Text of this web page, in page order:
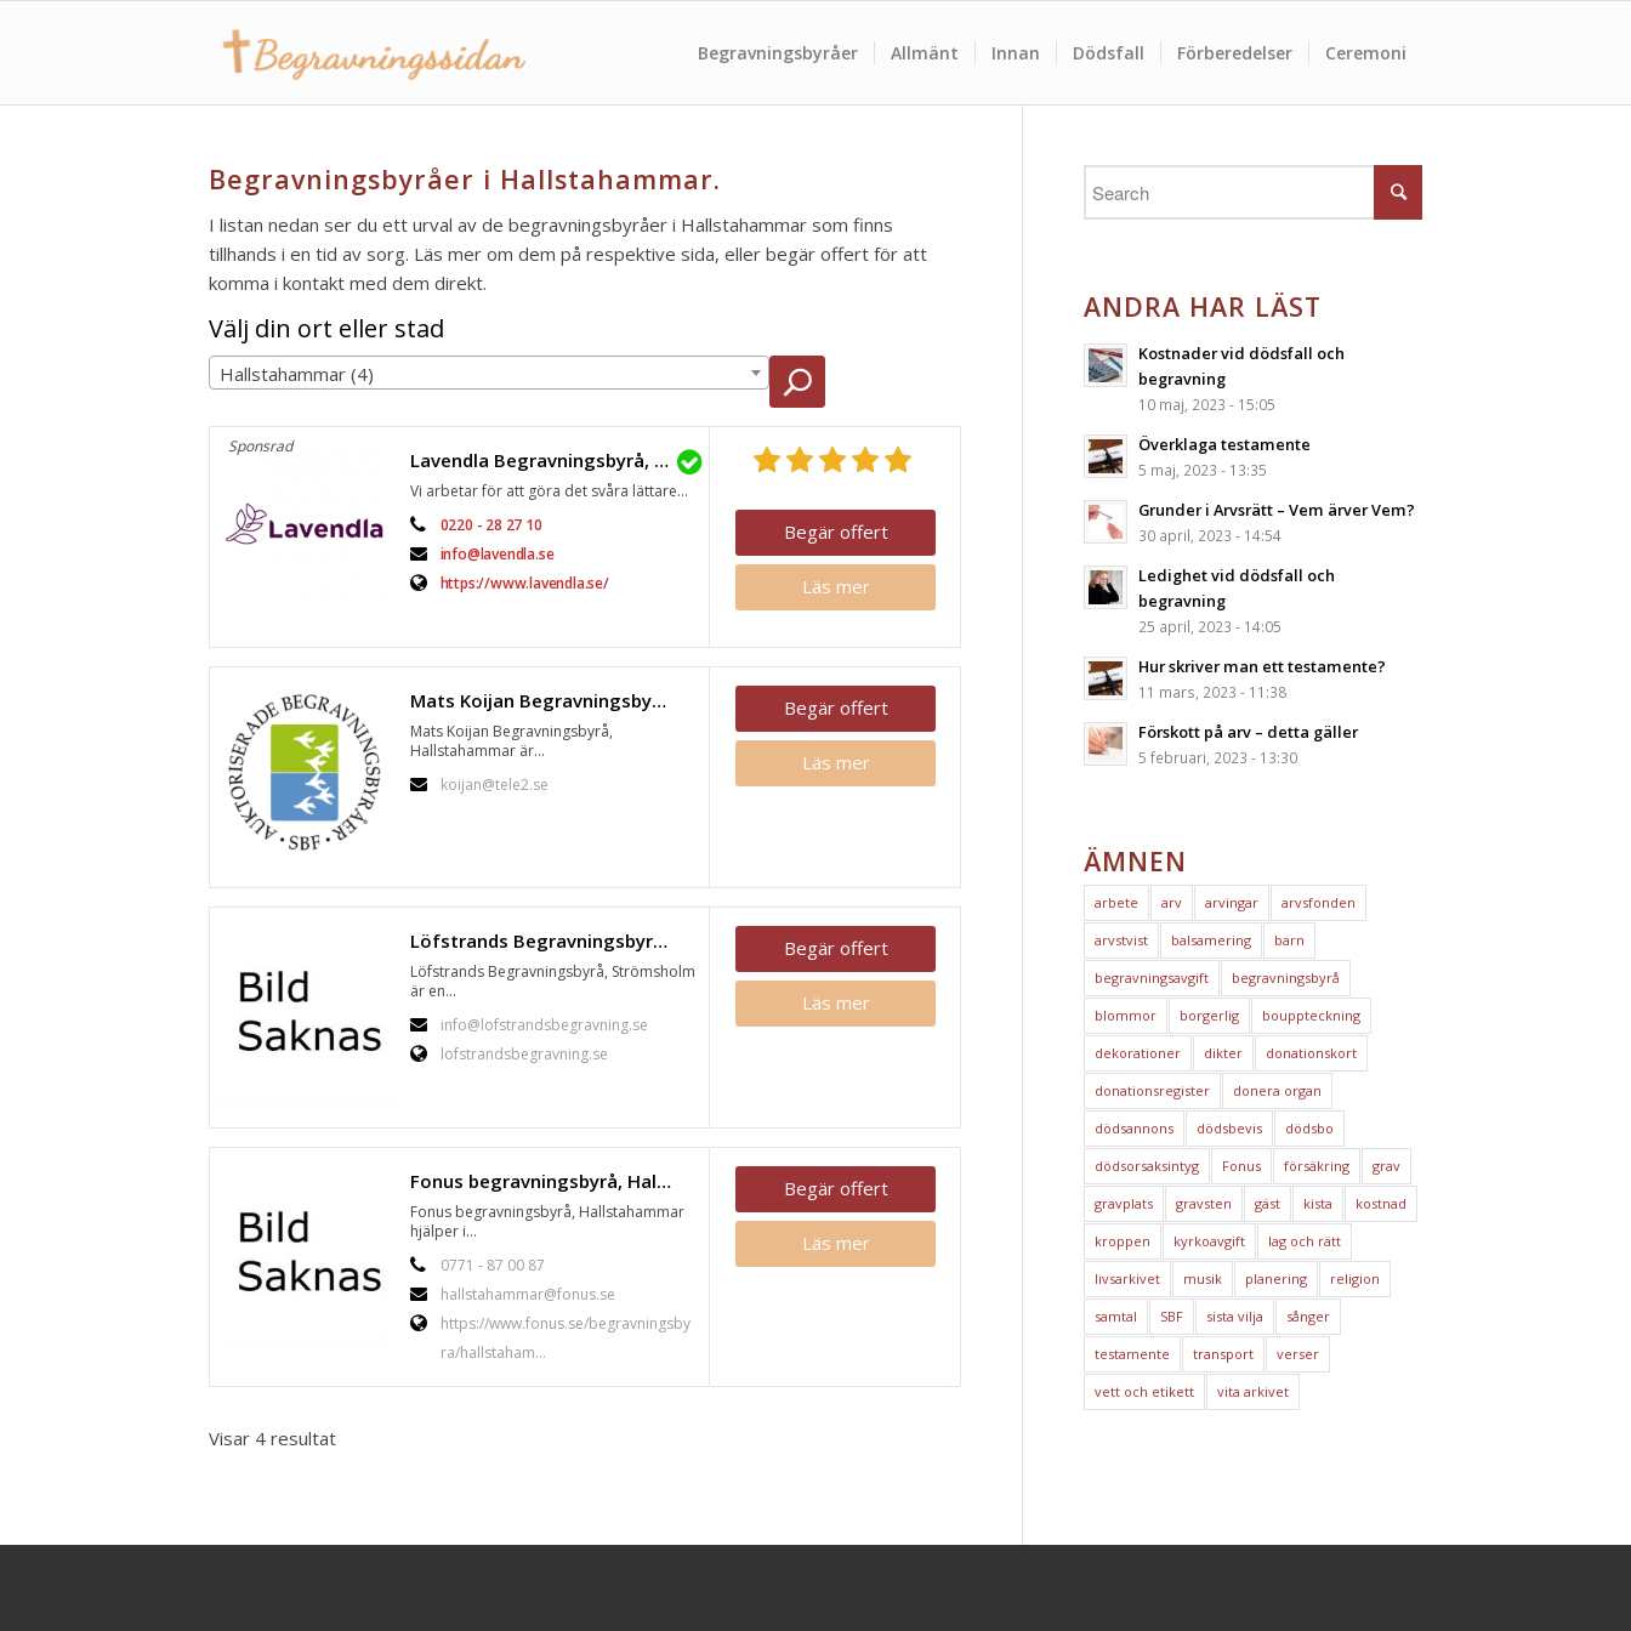
Begravningsbyråer Allmänt Innan Dödsfall Förberedelser Ceremoni
Begravningsbyråer i Hallstahammar.
I listan nedan ser du ett urval av de begravningsbyråer i Hallstahammar som finns
tillhands i en tid av sorg. Läs mer om dem på respektive sida, eller begär offert för att
komma i kontakt med dem direkt.
Välj din ort eller stad
Hallstahammar (4)
Sponsrad
Lavendla Begravningsbyrå, Hallstahammar
Vi arbetar för att göra det svåra lättare...
0220 - 28 27 10
info@lavendla.se
https://www.lavendla.se/
Begär offert
Läs mer
Mats Koijan Begravningsbyrå, Hallstahammar
Mats Koijan Begravningsbyrå,
Hallstahammar är...
koijan@tele2.se
Begär offert
Läs mer
Löfstrands Begravningsbyrå, Strömsholm
Löfstrands Begravningsbyrå, Strömsholm
är en...
info@lofstrandsbegravning.se
lofstrandsbegravning.se
Begär offert
Läs mer
Fonus begravningsbyrå, Hallstahammar
Fonus begravningsbyrå, Hallstahammar
hjälper i...
0771 - 87 00 87
hallstahammar@fonus.se
https://www.fonus.se/begravningsby
ra/hallstaham...
Begär offert
Läs mer
Visar 4 resultat
ANDRA HAR LÄST
Kostnader vid dödsfall och
begravning
10 maj, 2023 - 15:05
Överklaga testamente
5 maj, 2023 - 13:35
Grunder i Arvsrätt – Vem ärver Vem?
30 april, 2023 - 14:54
Ledighet vid dödsfall och
begravning
25 april, 2023 - 14:05
Hur skriver man ett testamente?
11 mars, 2023 - 11:38
Förskott på arv – detta gäller
5 februari, 2023 - 13:30
ÄMNEN
arbete arv arvingar arvsfonden
arvstvist balsamering barn
begravningsavgift begravningsbyrå
blommor borgerlig bouppteckning
dekorationer dikter donationskort
donationsregister donera organ
dödsannons dödsbevis dödsbo
dödsorsaksintyg Fonus försäkring grav
gravplats gravsten gäst kista kostnad
kroppen kyrkoavgift lag och rätt
livsarkivet musik planering religion
samtal SBF sista vilja sånger
testamente transport verser
vett och etikett vita arkivet